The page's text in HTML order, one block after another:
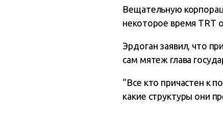
Вещательную
некоторое время TRT
Эрдоган заявил, что
сам мятеж глава
“Все кто причастен к
какие структуры они